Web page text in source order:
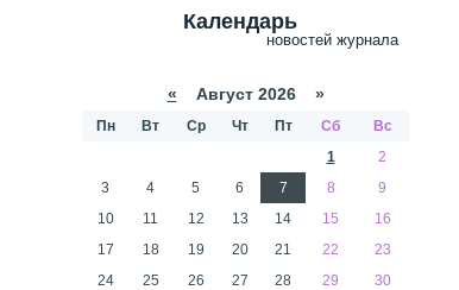
вам в приготовлении сложного рецепта.
Календарь
новостей журнала
« Август 2026 »
Пн Вт Ср Чт Пт Сб
Вс
1
2
3
4 5 6 7 8
9
10
11 12 13 14 15
16
17
18 19 20 21 22
23
24
25 26 27 28 29
30